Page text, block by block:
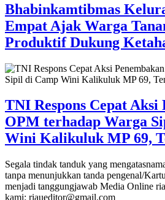
Bhabinkamtibmas
Empat Ajak Warga
Produktif Dukung
TNI Respons Cepat Aksi
OPM terhadap Warga
Wini Kalikuluk MP 69,
Segala tindak tanduk yang
tanpa menunjukkan tanda pengenal/
menjadi tanggungjawab Media Online
kami: riaueditor@gmail.com